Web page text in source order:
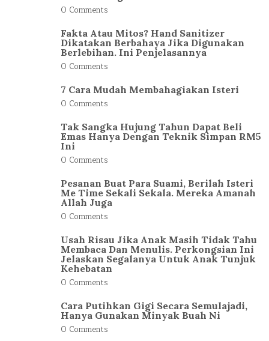
0 Comments
Fakta Atau Mitos? Hand Sanitizer
Dikatakan Berbahaya Jika Digunakan
Berlebihan. Ini Penjelasannya
0 Comments
7 Cara Mudah Membahagiakan Isteri
0 Comments
Tak Sangka Hujung Tahun Dapat Beli
Emas Hanya Dengan Teknik Simpan RM5
Ini
0 Comments
Pesanan Buat Para Suami, Berilah Isteri
Me Time Sekali Sekala. Mereka Amanah
Allah Juga
0 Comments
Usah Risau Jika Anak Masih Tidak Tahu
Membaca Dan Menulis. Perkongsian Ini
Jelaskan Segalanya Untuk Anak Tunjuk
Kehebatan
0 Comments
Cara Putihkan Gigi Secara Semulajadi,
Hanya Gunakan Minyak Buah Ni
0 Comments